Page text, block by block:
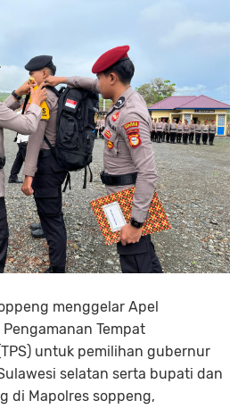
menggelar Apel
Tempat
untuk pemilihan gubernur
selatan serta bupati dan
di Mapolres soppeng,